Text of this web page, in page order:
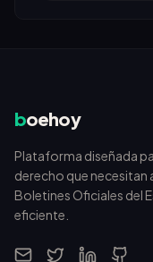
boehoy
Plataforma diseñada
derecho que necesitan
Boletines Oficiales del
eficiente.